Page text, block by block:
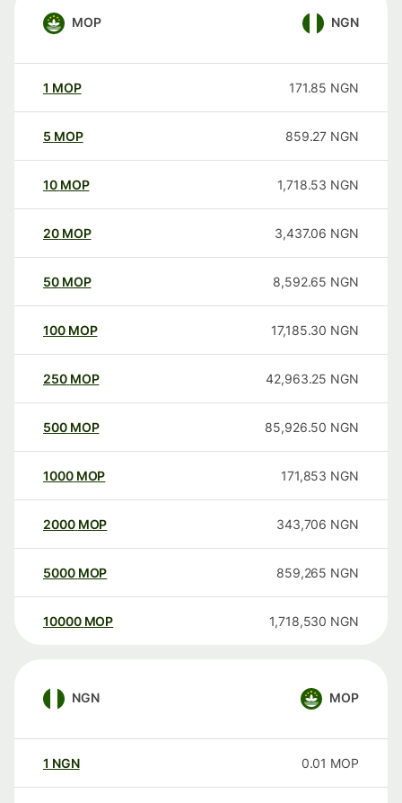
MOP NGN
1 MOP 171.85 NGN
5 MOP 859.27 NGN
10 MOP 1,718.53 NGN
20 MOP 3,437.06 NGN
50 MOP 8,592.65 NGN
100 MOP 17,185.30 NGN
250 MOP 42,963.25 NGN
500 MOP 85,926.50 NGN
1000 MOP 171,853 NGN
2000 MOP 343,706 NGN
5000 MOP 859,265 NGN
10000 MOP 1,718,530 NGN
NGN MOP
1 NGN 0.01 MOP